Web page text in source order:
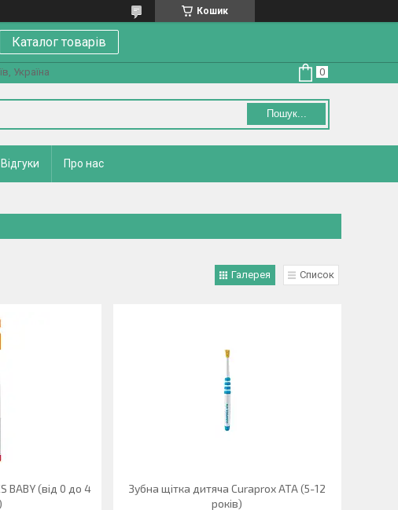
Кошик
Каталог товарів
Україна
Пошук...
Відгуки Про нас
Галерея Список
BABY (від 0 до 4
Зубна щітка дитяча Curaprox ATA (5-12
років)